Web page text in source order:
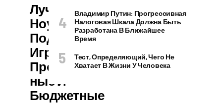
Лучшие
Ноутбуки Для
Подарка:
Игровые,
Производитель
Ные И
Бюджетные
Владимир Путин: Прогрессивная
Налоговая Шкала Должна Быть
Разработана В Ближайшее
Время
Тест, Определяющий, Чего Не
Хватает В Жизни У Человека